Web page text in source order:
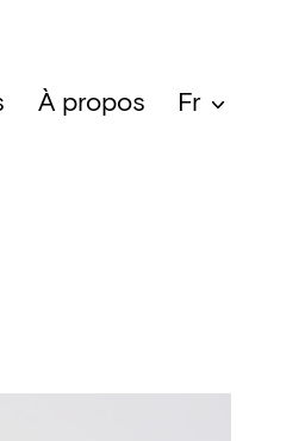
À propos Fr